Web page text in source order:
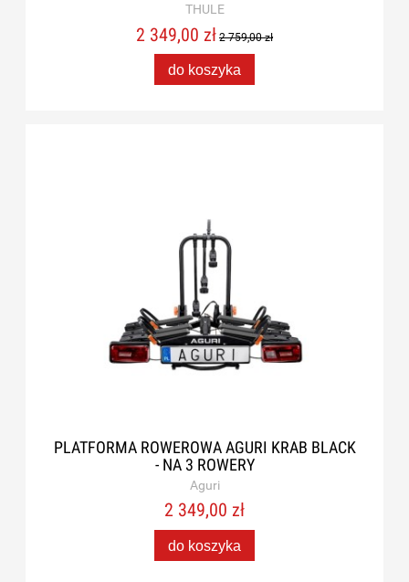
THULE
2 349,00 zł 2 759,00 zł
do koszyka
PLATFORMA ROWEROWA AGURI KRAB BLACK
- NA 3 ROWERY
Aguri
2 349,00 zł
do koszyka